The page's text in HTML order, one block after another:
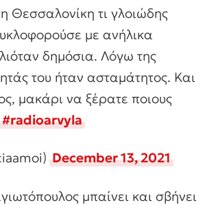
Θεσσαλονίκη τι γλοιώδης
με ανήλικα
δημόσια. Λόγω της
του ήταν ασταμάτητος. Και
μακάρι να ξέρατε ποιους
#radioarvyla
December 13, 2021
μπαίνει και σβήνει